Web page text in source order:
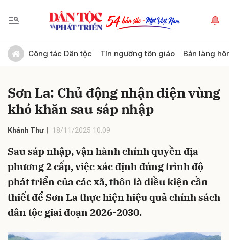
Công tác Dân tộc Tín ngưỡng tôn giáo Bản làng
Sơn La: Chủ động nhận diện vùng
khó khăn sau sáp nhập
Khánh Thư 18/11/2025 10:09
Sau sáp nhập, vận hành chính quyền địa
phương 2 cấp, việc xác định đúng trình độ
phát triển của các xã, thôn là điều kiện cần
thiết để Sơn La thực hiện hiệu quả chính sách
dân tộc giai đoạn 2026-2030.
Gửi bình luận
Hủy